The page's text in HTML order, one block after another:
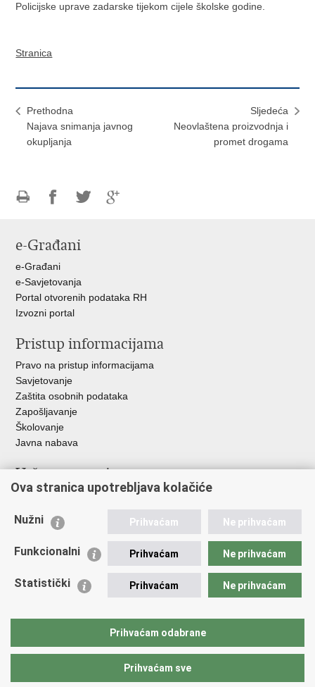
Policijske uprave zadarske tijekom cijele školske godine.
Stranica
Prethodna
Najava snimanja javnog
okupljanja
Sljedeća
​Neovlaštena proizvodnja i
promet drogama
FacebookuTwitteru
e-Građani
e-Građani
e-Savjetovanja
Portal otvorenih podataka RH
Izvozni portal
Pristup informacijama
Pravo na pristup informacijama
Savjetovanje
Zaštita osobnih podataka
Zapošljavanje
Školovanje
Javna nabava
Važne poveznice
Ministarstvo unutarnjih poslova
Udruge
Policijska akademija
Zaklada policijske solidarnosti
Vučetić"
Ova stranica upotrebljava kolačiće
Nužni Prihvaćam Ne prihvaćam
Funkcionalni Prihvaćam Ne prihvaćam
Statistički Prihvaćam Ne prihvaćam
Prihvaćam odabrane
Prihvaćam sve